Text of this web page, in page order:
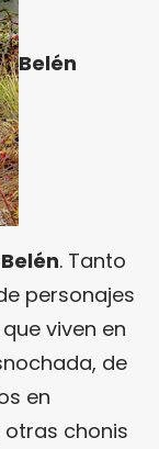
Belén
Belén. Tanto
personajes
viven en
de
en
chonis